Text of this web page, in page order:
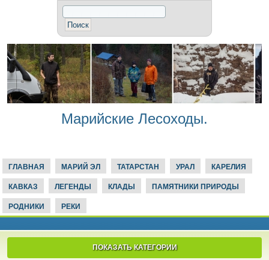
Марийские Лесоходы.
ГЛАВНАЯ МАРИЙ ЭЛ ТАТАРСТАН УРАЛ КАРЕЛИЯ
КАВКАЗ ЛЕГЕНДЫ КЛАДЫ ПАМЯТНИКИ ПРИРОДЫ
РОДНИКИ РЕКИ
ПОКАЗАТЬ КАТЕГОРИИ